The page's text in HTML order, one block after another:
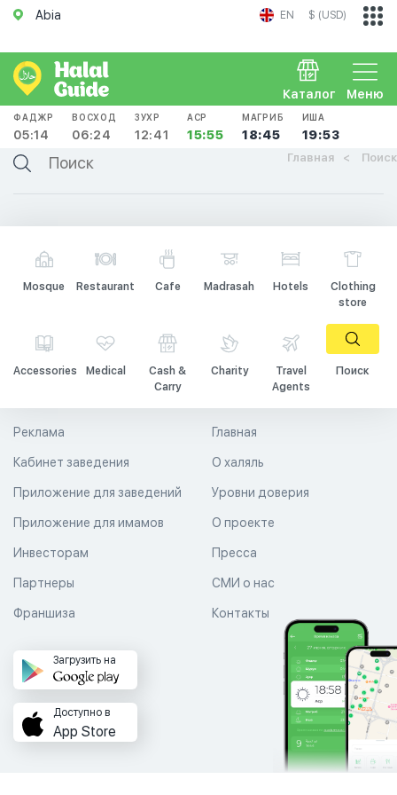
Abia EN $ (USD)
Меню
Каталог
ФАДЖР
05:14
ВОСХОД
06:24
ЗУХР
12:41
АСР
15:55
МАГРИБ
18:45
ИША
19:53
Главная Поиск
Mosque Restaurant Cafe Madrasah Hotels
Clothing
store
Accessories Medical
Cash &
Carry
Charity
Travel
Agents
Поиск
Главная
О халяль
Уровни доверия
Реклама
Кабинет заведения
Приложение для заведений
Приложение для имамов О проекте
Пресса
СМИ о нас
Контакты
Инвесторам
Партнеры
Франшиза
Загрузить на
Доступно в
App Store